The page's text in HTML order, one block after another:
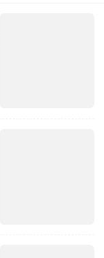
过出售
铺、升